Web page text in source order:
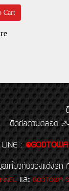
Cart
ติ
ติดต่อด่วนตลอด
LINE : @GODTOWA
เกี่ยวกับของแต่งรถ
และ GODTOWA